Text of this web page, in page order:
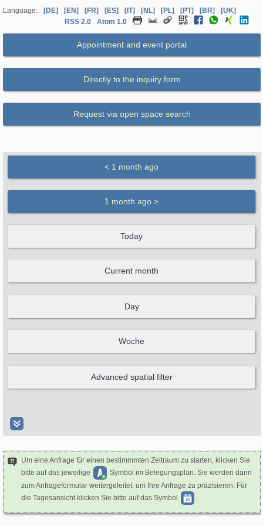
Language: [DE] [EN] [FR] [ES] [IT] [NL] [PL] [PT] [BR]
[UK]
RSS 2.0
Atom 1.0
Appointment and event portal
Directly to the inquiry form
Request via open space search
Um eine Anfrage für einen bestimmmten Zeitraum zu starten, klicken Sie
bitte auf das jeweilige
Symbol im Belegungsplan. Sie werden dann
zum Anfrageformular weitergeleitet, um Ihre Anfrage zu präzisieren. Für
die Tagesansicht klicken Sie bitte auf das Symbol